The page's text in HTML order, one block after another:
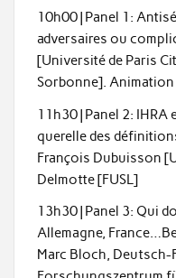
10h00 | Panel 1:
adversaires ou
[Université de Paris
Sorbonne]. Animation
11h30 | Panel 2: IHRA
querelle des
François Dubuisson
Delmotte [FUSL]
13h30 | Panel 3: Qui
Allemagne,
Marc Bloch, Deutsch-